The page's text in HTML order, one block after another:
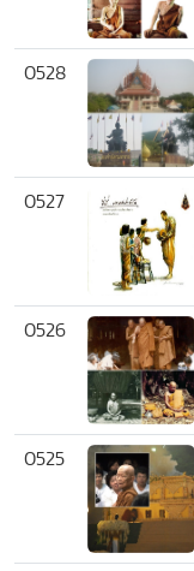
0528
0527
0526
0525